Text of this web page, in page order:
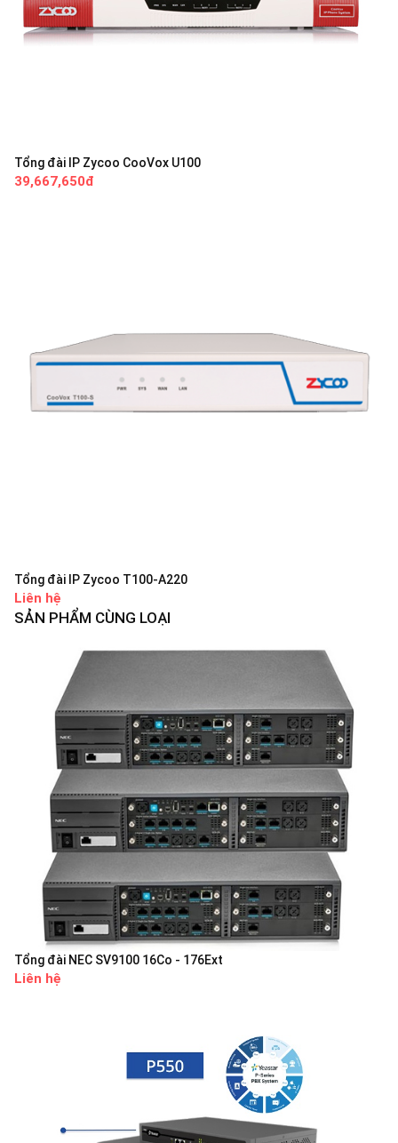
Tổng đài IP Zycoo CooVox U100
39,667,650đ
Tổng đài IP Zycoo T100-A220
Liên hệ
SẢN PHẨM CÙNG LOẠI
Tổng đài NEC SV9100 16Co - 176Ext
Liên hệ